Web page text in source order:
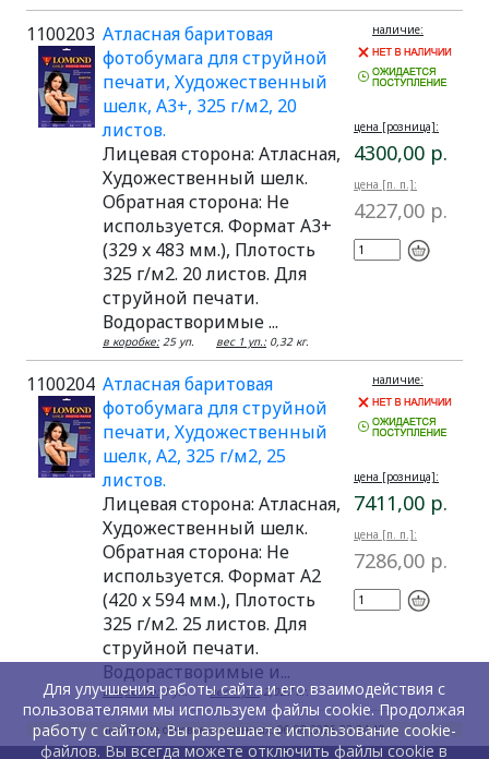
1100203 Атласная баритовая
фотобумага для струйной
печати, Художественный
шелк, A3+, 325 г/м2, 20
листов.
Лицевая сторона: Атласная,
Художественный шелк.
Обратная сторона: Не
используется. Формат A3+
(329 x 483 мм.), Плотость
325 г/м2. 20 листов. Для
струйной печати.
Водорастворимые ...
в коробке: 25 уп. вес 1 уп.: 0,32 кг.
наличие:
цена [розница]:
4300,00 р.
цена [п. п.]:
4227,00 р.
1100204 Атласная баритовая
фотобумага для струйной
печати, Художественный
шелк, A2, 325 г/м2, 25
листов.
Лицевая сторона: Атласная,
Художественный шелк.
Обратная сторона: Не
используется. Формат A2
(420 x 594 мм.), Плотость
325 г/м2. 25 листов. Для
струйной печати.
Водорастворимые и...
в коробке:1 уп. вес 1 уп.:2,027 кг.
наличие:
цена [розница]:
7411,00 р.
цена [п. п.]:
7286,00 р.
последнее обновление данных: 06.08.2026 23:34:19
Для улучшения работы сайта и его взаимодействия с
пользователями мы используем файлы cookie. Продолжая
работу с сайтом, Вы разрешаете использование cookie-
файлов. Вы всегда можете отключить файлы cookie в